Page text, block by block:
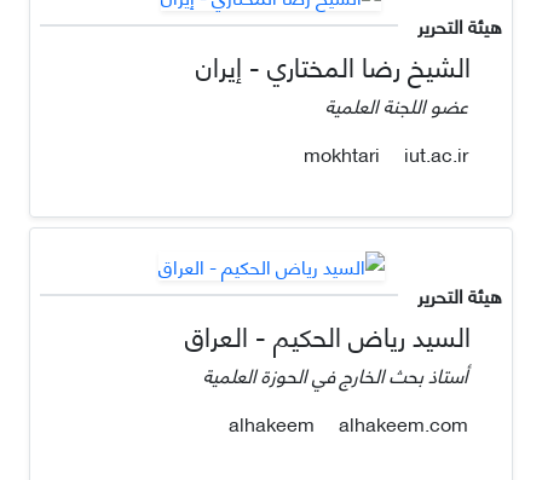
هيئة التحرير
الشيخ رضا المختاري - إيران
عضو اللجنة العلمية
mokhtari
iut.ac.ir
هيئة التحرير
السيد رياض الحكيم - العراق
أستاذ بحث الخارج في الحوزة العلمية
alhakeem.com